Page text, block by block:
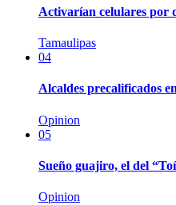
Activarían celulares por
Tamaulipas
04
Alcaldes precalificados
Opinion
05
Sueño guajiro, el del
Opinion